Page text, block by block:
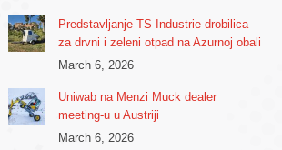
Predstavljanje TS Industrie drobilica
za drvni i zeleni otpad na Azurnoj obali
March 6, 2026
Uniwab na Menzi Muck dealer
meeting-u u Austriji
March 6, 2026